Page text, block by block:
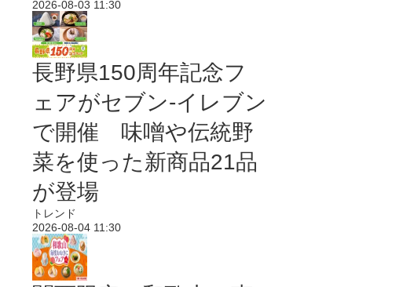
2026-08-03 11:30
長野県150周年記念フ
ェアがセブン-イレブン
で開催 味噌や伝統野
菜を使った新商品21品
が登場
トレンド
2026-08-04 11:30